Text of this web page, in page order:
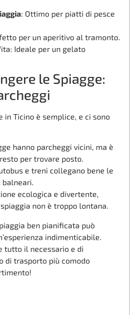
: Ottimo per piatti di pesce
per un aperitivo al tramonto.
Ideale per un gelato
le Spiagge:
in Ticino è semplice, e ci sono
hanno parcheggi vicini, ma è
per trovare posto.
e treni collegano bene le
ecologica e divertente,
non è troppo lontana.
ben pianificata può
indimenticabile.
tutto il necessario e di
di trasporto più comodo